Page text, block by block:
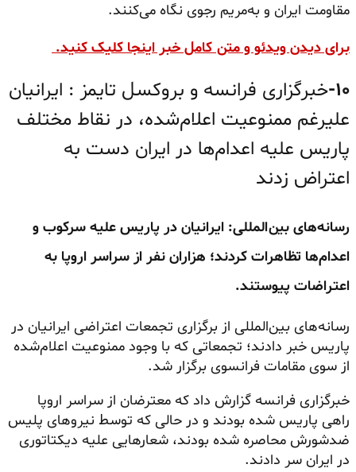
مقاومت ایران و به‌مریم رجوی نگاه می‌کنند.
برای دیدن ویدئو و متن کامل خبر اینجا کلیک کنید.
۱۰- خبرگزاری فرانسه و بروکسل تایمز : ایرانیان
علیرغم ممنوعیت اعلام‌شده، در نقاط مختلف
پاریس علیه اعدام‌ها در ایران دست به
اعتراض زدند
رسانه‌های بین‌المللی: ایرانیان در پاریس علیه سرکوب و
اعدام‌ها تظاهرات کردند؛ هزاران نفر از سراسر اروپا به
اعتراضات پیوستند.
رسانه‌های بین‌المللی از برگزاری تجمعات اعتراضی ایرانیان در
پاریس خبر دادند؛ تجمعاتی که با وجود ممنوعیت اعلام‌شده
از سوی مقامات فرانسوی برگزار شد.
خبرگزاری فرانسه گزارش داد که معترضان از سراسر اروپا
راهی پاریس شده بودند و در حالی که توسط نیروهای پلیس
ضدشورش محاصره شده بودند، شعارهایی علیه دیکتاتوری
در ایران سر دادند.